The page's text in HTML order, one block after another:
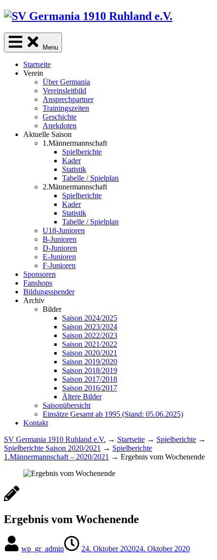
Skip
content
Menu
Startseite
Verein
Über Germania
Vereinsleitbild
Ansprechpartner
Trainingszeiten
Geschichte
Anekdoten
Aktuelle Saison
1.Männermannschaft
Spielberichte
Kader
Statistik
Tabelle / Spielplan
2.Männermannschaft
Spielberichte
Kader
Statistik
Tabelle / Spielplan
U18-Junioren
B-Junioren
D-Junioren
E-Junioren
F-Junioren
Sponsoren
Fanshops
Bildungsspender
Archiv
Bilder
Saison 2024/2025
Saison 2023/2024
Saison 2022/2023
Saison 2021/2022
Saison 2020/2021
Saison 2019/2020
Saison 2018/2019
Saison 2017/2018
Saison 2016/2017
Ältere Bilder
Saisonübersicht
Einsätze Gesamt ab 1995 (Stand: 05.06.2025)
Kontakt
SV Germania 1910 Ruhland e.V. → Startseite → Spielberichte →
Spielberichte Saison 2020/2021 → Spielberichte
1.Männermannschaft – 2020/2021 → Ergebnis vom Wochenende
Ergebnis vom Wochenende
wp_gr_admin 24. Oktober 202024. Oktober 2020